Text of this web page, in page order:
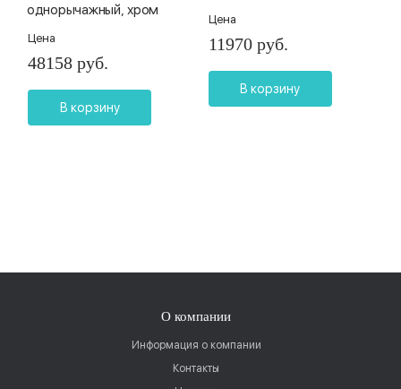
однорычажный, хром
Цена
48158 руб.
В корзину
Цена
11970 руб.
В корзину
О компании
Информация о компании
Контакты